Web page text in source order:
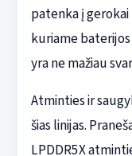
patenka į
kuriame
yra ne mažiau
Atminties ir
šias linijas.
LPDDR5X